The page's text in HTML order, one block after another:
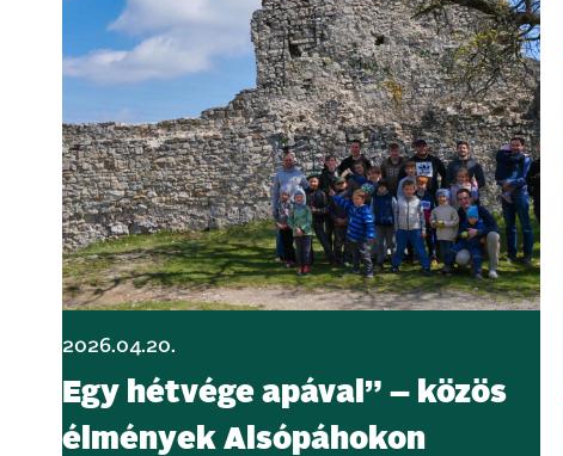
2026.04.20.
Egy hétvége apával” – közös
élmények Alsópáhokon